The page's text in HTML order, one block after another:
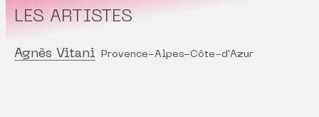
LES ARTISTES
Agnès Vitani Provence-Alpes-Côte-d'Azur